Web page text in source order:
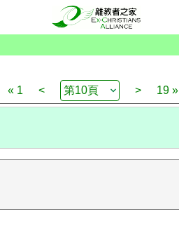
« 1
< > 19 »